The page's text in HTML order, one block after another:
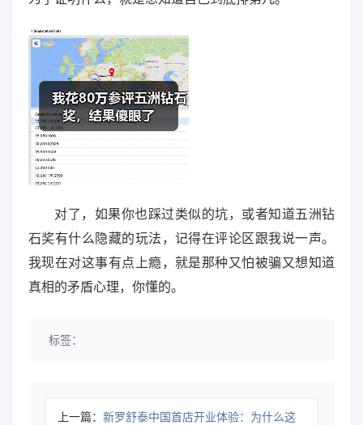
对了，如果你也踩过类似的坑，或者知道五洲钻
石奖有什么隐藏的玩法，记得在评论区跟我说一声。
我现在对这事有点上瘾，就是那种又怕被骗又想知道
真相的矛盾心理，你懂的。
标签：
上一篇： 新罗舒泰中国首店开业体验：为什么这